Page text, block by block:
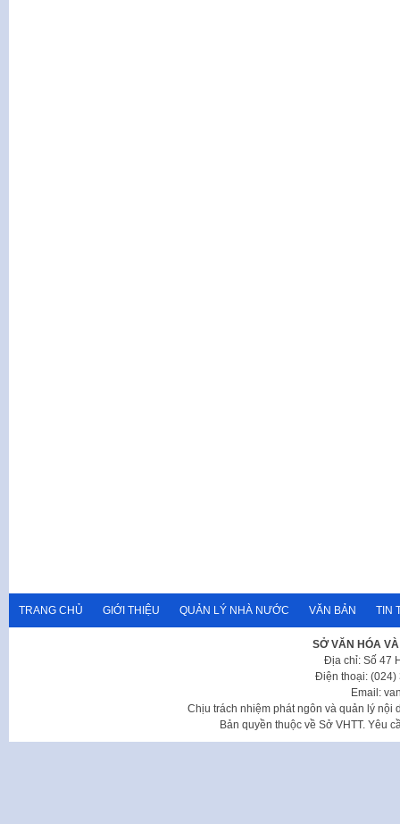
TRANG CHỦ GIỚI THIỆU QUẢN LÝ NHÀ NƯỚC VĂN BẢN TIN
SỞ VĂN HÓA
Địa chỉ: Số 47
Điện thoại: (024)
Email:
Chịu trách nhiệm phát ngôn và quản lý nội
Bản quyền thuộc về Sở VHTT. Yêu